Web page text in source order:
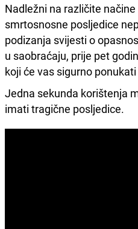
Nadležni na različite
smrtosnosne posljedice
podizanja svijesti o
u saobraćaju, prije pet
koji će vas sigurno
Jedna sekunda korištenja
imati tragične posljedice.